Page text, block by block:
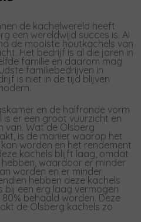
de kachelwereld heeft
een wereldwijd succes is. Al
de mooiste houtkachels van
Het bedrijf is al die jaren in
familie en daarom mag
familiebedrijven in
is niet in de tijd blijven
en de halfronde vorm
er een groot vuurzicht en
van. Wat de Olsberg
is de manier waarop het
worden en het rendement
kachels blijft laag, omdat
waardoor er minder
worden en er minder
hebben deze kachels
bij een erg laag vermogen
behaald worden. Deze
de Olsberg kachels zo